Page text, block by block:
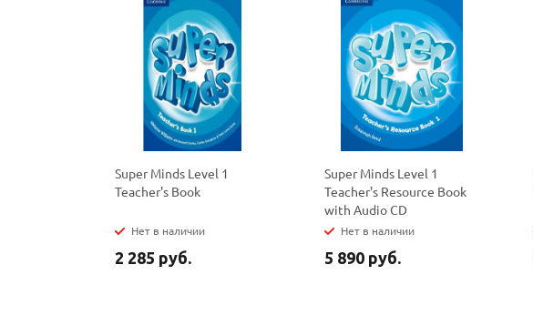
Super Minds Level 1
Teacher's Book
Нет в наличии
2 285 руб.
Super Minds Level 1
Teacher's Resource Book
with Audio CD
Нет в наличии
5 890 руб.